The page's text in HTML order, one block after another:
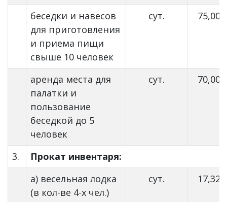
беседки и навесов
для приготовления
и приема пищи
свыше 10 человек
сут. 75,00
аренда места для
палатки и
пользование
беседкой до 5
человек
сут. 70,00
3.
Прокат инвентаря:
а) весельная лодка
(в кол-ве 4-х чел.)
сут. 17,32